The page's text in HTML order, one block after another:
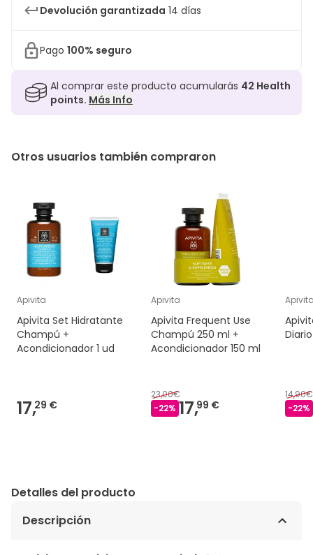
Devolución garantizada 14 días
Pago 100% seguro
Al comprar este producto acumularás 42 Health
points. Más Info
Otros usuarios también compraron
Apivita
Apivita Set Hidratante
Champú +
Acondicionador 1 ud
17,29 €
Apivita
Apivita Frequent Use
Champú 250 ml +
Acondicionador 150 ml
23,00€
-22% 17,99 €
14,90€
-22%
Detalles del producto
Descripción